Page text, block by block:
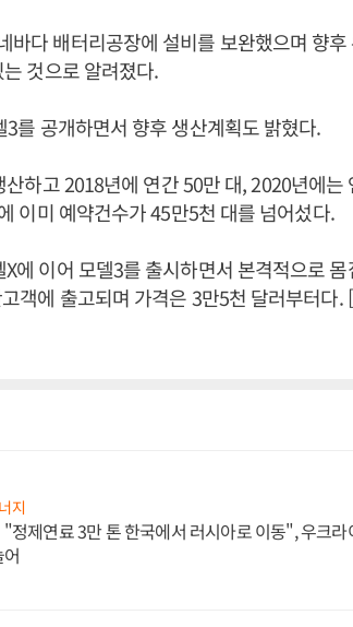
바다 배터리공장에 설비를 보완했으며 향후
것으로 알려졌다.
를 공개하면서 향후 생산계획도 밝혔다.
하고 2018년에 연간 50만 대, 2020년에는
이미 예약건수가 45만5천 대를 넘어섰다.
에 이어 모델3를 출시하면서 본격적으로
객에 출고되며 가격은 3만5천 달러부터다.
지
정제연료 3만 톤 한국에서 러시아로 이동", 우크라